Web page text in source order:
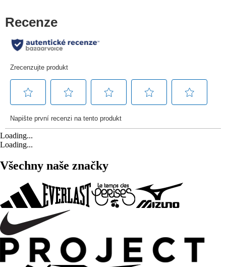
Loading...
Loading...
Všechny naše značky